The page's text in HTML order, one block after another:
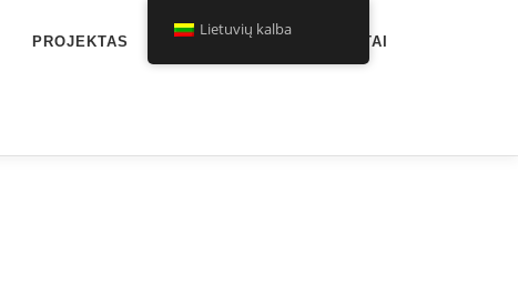
PROJEKTAS NAUJIENOS KONTAKTAI
Lietuvių kalba